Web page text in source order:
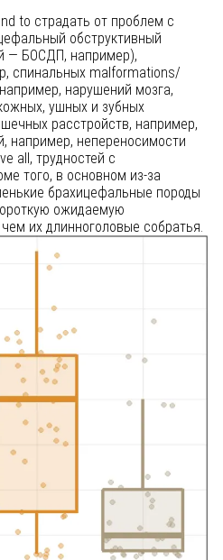
to страдать от проблем с
обструктивный
— БОСДП, например),
спинальных malformations/
нарушений мозга,
ушных и зубных
расстройств, например,
например, непереносимости
all, трудностей с
того, в основном из-за
брахицефальные породы
ожидаемую
их длинноголовые собратья.
(93%) эти породы и
владельцам (65,5%).
здоровьем может даже
между владельцем
сообщают владельцы,
предположительно подходят для
for малоподвижный образ
поведенческие
последнее является
как не было найдено
породы имеют более низкий риск
что они подходят для
так как было показано, что
непереносимости физических
«положительные
заслуживают